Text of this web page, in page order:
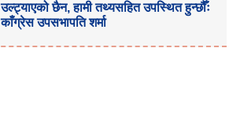
उल्ट्याएको छैन, हामी तथ्यसहित उपस्थित हुन्छौँः
काँग्रेस उपसभापति शर्मा